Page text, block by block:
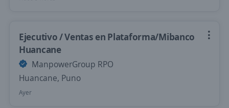
Ejecutivo / Ventas en Plataforma/Mibanco
Huancane
ManpowerGroup RPO
Huancane, Puno
Ayer